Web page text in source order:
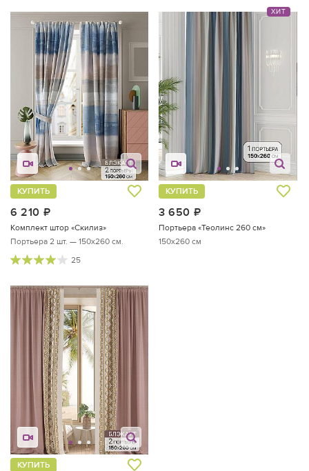
6 210
КУПИТЬ
Комплект штор «Скилиз»
Портьера 2 шт. — 150х260 см.
25
ХИТ
3 650
КУПИТЬ
Портьера «Теолинс 260 см»
150x260 см
КУПИТЬ